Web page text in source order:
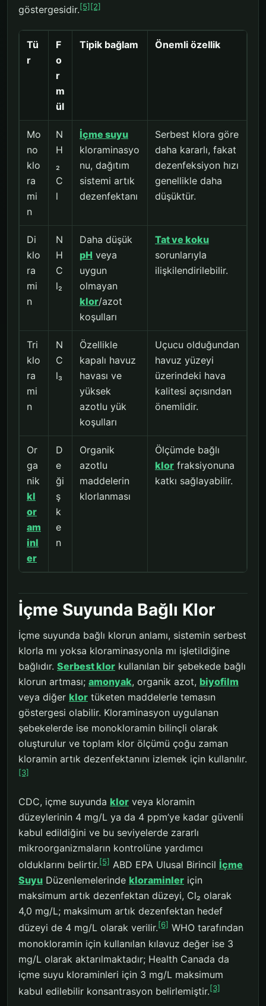
göstergesidir.[5] [2]
Tü
r
F
o
r
m
ül
Tipik bağlam Önemli özellik
Mo
no
klo
ra
mi
n
N
H
₂
C
l
İçme suyu
kloraminasyo
nu, dağıtım
sistemi artık
dezenfektanı
Serbest klora göre
daha kararlı, fakat
dezenfeksiyon hızı
genellikle daha
düşüktür.
Di
klo
ra
mi
n
N
H
C
l₂
Daha düşük
pH veya
uygun
olmayan
klor/azot
koşulları
Tat ve koku
sorunlarıyla
ilişkilendirilebilir.
Tri
klo
ra
mi
n
N
C
l₃
Özellikle
kapalı havuz
havası ve
yüksek
azotlu yük
koşulları
Uçucu olduğundan
havuz yüzeyi
üzerindeki hava
kalitesi açısından
önemlidir.
Or
ga
nik
kl
or
am
inl
er
D
e
ği
ş
k
e
n
Organik
azotlu
maddelerin
klorlanması
Ölçümde bağlı
klor fraksiyonuna
katkı sağlayabilir.
İçme Suyunda Bağlı Klor
İçme suyunda bağlı klorun anlamı, sistemin serbest
klorla mı yoksa kloraminasyonla mı işletildiğine
bağlıdır. Serbest klor kullanılan bir şebekede bağlı
klorun artması; amonyak, organik azot, biyofilm
veya diğer klor tüketen maddelerle temasın
göstergesi olabilir. Kloraminasyon uygulanan
şebekelerde ise monokloramin bilinçli olarak
oluşturulur ve toplam klor ölçümü çoğu zaman
kloramin artık dezenfektanını izlemek için kullanılır.
[3]
CDC, içme suyunda klor veya kloramin
düzeylerinin 4 mg/L ya da 4 ppm’ye kadar güvenli
kabul edildiğini ve bu seviyelerde zararlı
mikroorganizmaların kontrolüne yardımcı
olduklarını belirtir.[5] ABD EPA Ulusal Birincil İçme
Suyu Düzenlemelerinde kloraminler için
maksimum artık dezenfektan düzeyi, Cl₂ olarak
4,0 mg/L; maksimum artık dezenfektan hedef
düzeyi de 4 mg/L olarak verilir.[6] WHO tarafından
monokloramin için kullanılan kılavuz değer ise 3
mg/L olarak aktarılmaktadır; Health Canada da
içme suyu kloraminleri için 3 mg/L maksimum
kabul edilebilir konsantrasyon belirlemiştir.[3]